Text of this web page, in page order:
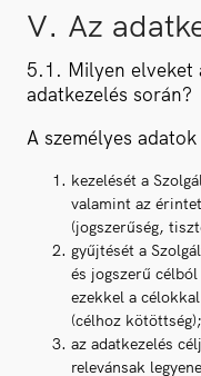
V. Az
5.1. Milyen elveket
adatkezelés során?
A személyes adatok
kezelését a
valamint az
(jogszerűség,
gyűjtését a
és jogszerű
ezekkel a
(célhoz kötöttség);
az adatkezelés
relevánsak